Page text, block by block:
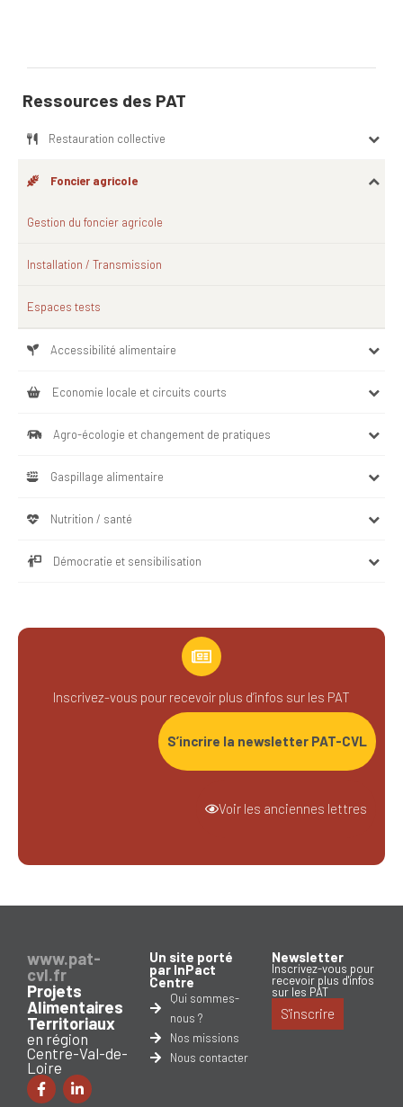
Ressources des PAT
Restauration collective
Foncier agricole
Gestion du foncier agricole
Installation / Transmission
Espaces tests
Accessibilité alimentaire
Economie locale et circuits courts
Agro-écologie et changement de pratiques
Gaspillage alimentaire
Nutrition / santé
Démocratie et sensibilisation
Inscrivez-vous pour recevoir plus d’infos sur les PAT
S’incrire la newsletter PAT-CVL
Voir les anciennes lettres
www.pat-
cvl.fr
Projets
Alimentaires
Territoriaux
en région
Centre-Val-de-
Loire
Un site porté
par InPact
Centre
Qui sommes-
nous ?
Nos missions
Nous contacter
Newsletter
Inscrivez-vous pour
recevoir plus d'infos
sur les PAT
S'inscrire